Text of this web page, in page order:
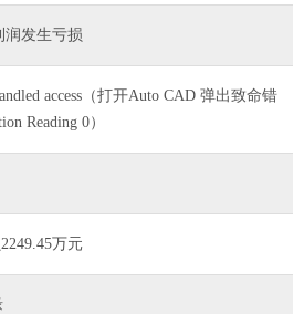
润发生亏损
access（打开Auto CAD 弹出致命错
Reading 0）
万元